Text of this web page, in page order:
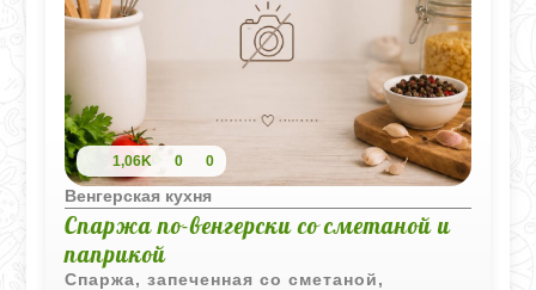
1,06K 0 0
Венгерская кухня
Спаржа по-венгерски со сметаной и
паприкой
Спаржа, запеченная со сметаной,